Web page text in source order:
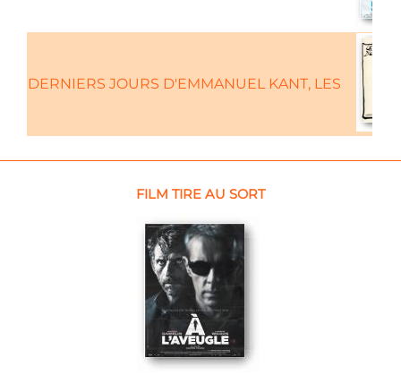
DERNIERS JOURS D'EMMANUEL KANT, LES
FILM TIRE AU SORT